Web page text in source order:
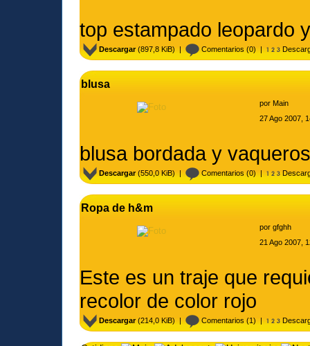
top estampado leopardo
Descargar(897,8 KiB) | Comentarios (0) |
blusa
por Main
27 Ago 2007,
blusa bordada y vaqueros
Descargar(550,0 KiB) | Comentarios (0) |
Ropa de h&m
por gfghh
21 Ago 2007,
Este es un traje que
recolor de color rojo
Descargar(214,0 KiB) | Comentarios (1) |